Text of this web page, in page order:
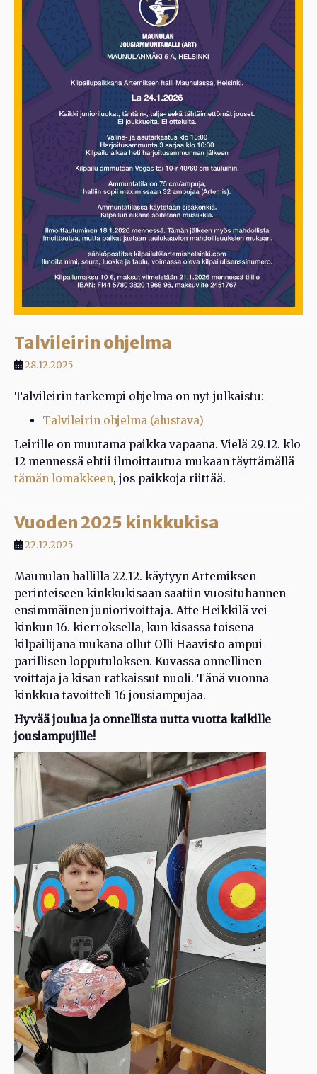
Talvileirin ohjelma
28.12.2025
Talvileirin tarkempi ohjelma on nyt julkaistu:
Talvileirin ohjelma (alustava)
Leirille on muutama paikka vapaana. Vielä 29.12. klo
12 mennessä ehtii ilmoittautua mukaan täyttämällä
tämän lomakkeen, jos paikkoja riittää.
Vuoden 2025 kinkkukisa
22.12.2025
Maunulan hallilla 22.12. käytyyn Artemiksen
perinteiseen kinkkukisaan saatiin vuosituhannen
ensimmäinen juniorivoittaja. Atte Heikkilä vei
kinkun 16. kierroksella, kun kisassa toisena
kilpailijana mukana ollut Olli Haavisto ampui
parillisen lopputuloksen. Kuvassa onnellinen
voittaja ja kisan ratkaissut nuoli. Tänä vuonna
kinkkua tavoitteli 16 jousiampujaa.
Hyvää joulua ja onnellista uutta vuotta kaikille
jousiampujille!